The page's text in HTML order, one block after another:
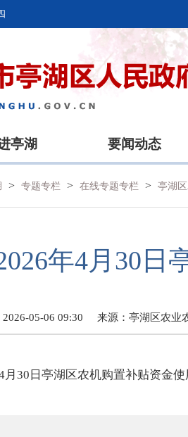
亭湖 要闻动态
> 专题专栏 > 在线专题专栏 > 亭湖
年4月30日
05-06 09:30 来源： 亭湖区农业
月30日亭湖区农机购置补贴资金